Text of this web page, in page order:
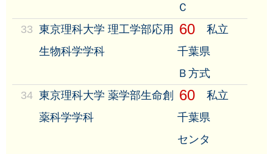
Ｃ
33 東京理科大学 理工学部応用
生物科学学科
60
私立
千葉県
Ｂ方式
34 東京理科大学 薬学部生命創
薬科学学科
60
私立
千葉県
センタ